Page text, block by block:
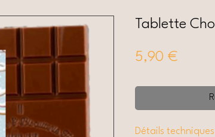
Tablette
5,90 €
Détails techniques